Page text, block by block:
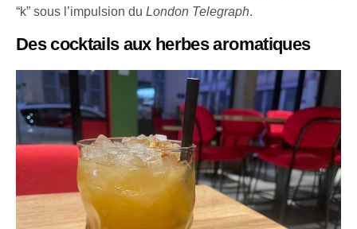
“k” sous l’impulsion duLondon Telegraph.
Des cocktails aux herbes aromatiques